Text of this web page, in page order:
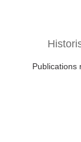
Publications